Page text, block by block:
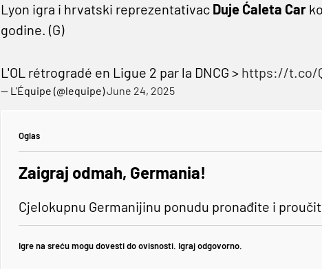
Lyon igra i hrvatski reprezentativac Duje Ćaleta Car
godine. (G)
L'OL rétrogradé en Ligue 2 par la DNCG > https://t.co/
— L'Équipe (@lequipe)June 24, 2025
Oglas
Zaigraj odmah, Germania!
Cjelokupnu Germanijinu ponudu pronađite i
Igre na sreću mogu dovesti do ovisnosti. Igraj odgovorno.